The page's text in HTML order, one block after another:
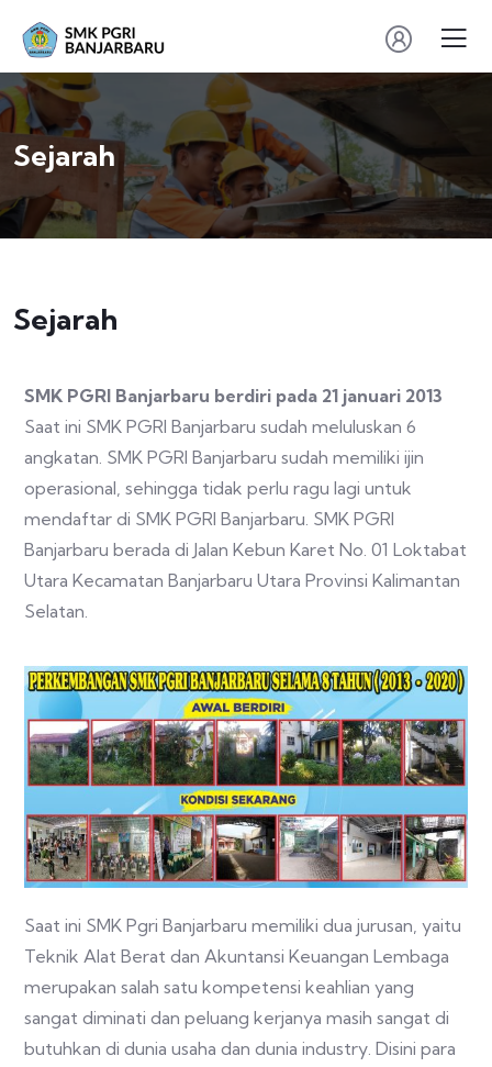
Sejarah
Sejarah
SMK PGRI Banjarbaru berdiri pada 21 januari 2013
Saat ini SMK PGRI Banjarbaru sudah meluluskan 6
angkatan. SMK PGRI Banjarbaru sudah memiliki ijin
operasional, sehingga tidak perlu ragu lagi untuk
mendaftar di SMK PGRI Banjarbaru. SMK PGRI
Banjarbaru berada di Jalan Kebun Karet No. 01 Loktabat
Utara Kecamatan Banjarbaru Utara Provinsi Kalimantan
Selatan.
Saat ini SMK Pgri Banjarbaru memiliki dua jurusan, yaitu
Teknik Alat Berat dan Akuntansi Keuangan Lembaga
merupakan salah satu kompetensi keahlian yang
sangat diminati dan peluang kerjanya masih sangat di
butuhkan di dunia usaha dan dunia industry. Disini para